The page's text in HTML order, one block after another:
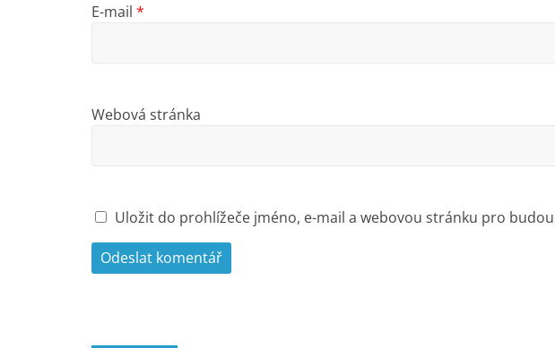
E-mail *
Webová stránka
Uložit do prohlížeče jméno, e-mail a webovou stránku pro